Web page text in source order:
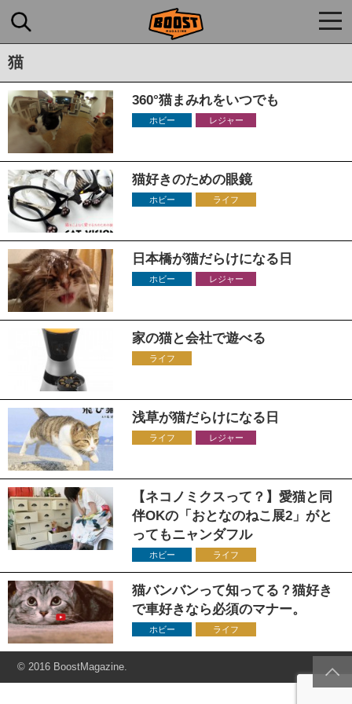
猫
360°猫まみれをいつでも
ホビー レジャー
猫好きのための眼鏡
ホビー ライフ
日本橋が猫だらけになる日
ホビー レジャー
家の猫と会社で遊べる
ライフ
浅草が猫だらけになる日
ライフ レジャー
【ネコノミクスって？】愛猫と同
伴OKの「おとなのねこ展2」がと
ってもニャンダフル
ホビー ライフ
猫バンバンって知ってる？猫好き
で車好きなら必須のマナー。
ホビー ライフ
© 2016 BoostMagazine.